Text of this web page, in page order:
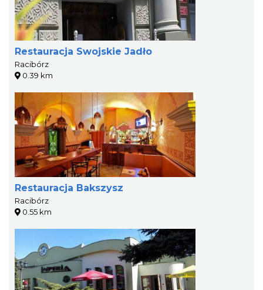
Restauracja Swojskie Jadło
Racibórz
0.39 km
Restauracja Bakszysz
Racibórz
0.55 km